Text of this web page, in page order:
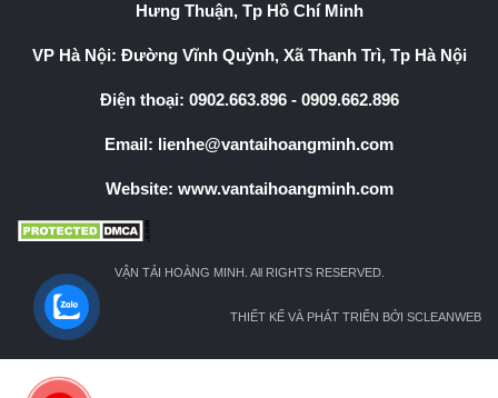
Hưng Thuận, Tp Hồ Chí Minh
VP Hà Nội: Đường Vĩnh Quỳnh, Xã Thanh Trì, Tp Hà Nội
Điện thoại: 0902.663.896- 0909.662.896
Email: lienhe@vantaihoangminh.com
Website: www.vantaihoangminh.com
VẬN TẢI HOÀNG MINH. All RIGHTS RESERVED.
THIẾT KẾ VÀ PHÁT TRIỂN BỞI SCLEANWEB